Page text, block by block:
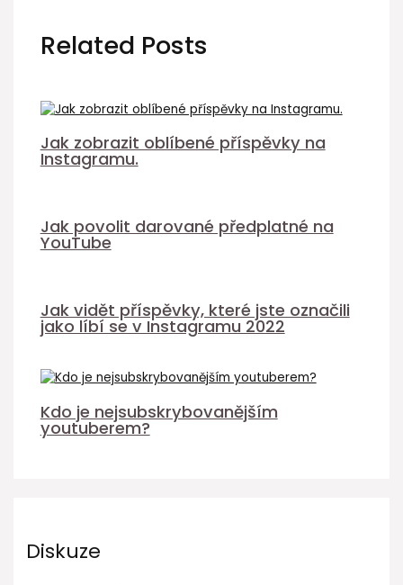
Related Posts
Jak zobrazit oblíbené příspěvky na
Instagramu.
Jak povolit darované předplatné na
YouTube
Jak vidět příspěvky, které jste označili
jako líbí se v Instagramu 2022
Kdo je nejsubskrybovanějším
youtuberem?
Diskuze